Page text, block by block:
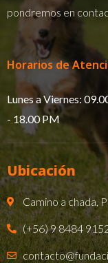
pondremos en
Horarios de
Lunes a Viernes:
- 18.00 PM​
Ubicación
Camino a chada,
(+56) 9 8484